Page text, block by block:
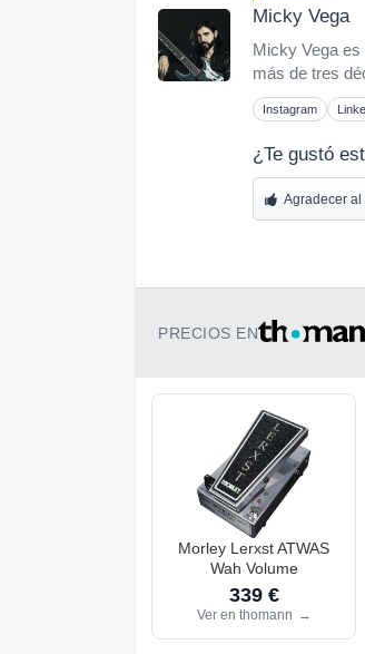
Micky Vega
Micky Vega
más de tres
Instagram
¿Te gustó
Agradecer al
PRECIOS EN
Morley Lerxst ATWAS
Wah Volume
339 €
Ver en thomann →